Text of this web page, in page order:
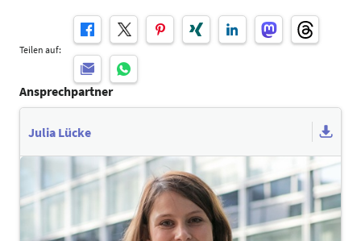
Teilen auf:
Ansprechpartner
Julia Lücke